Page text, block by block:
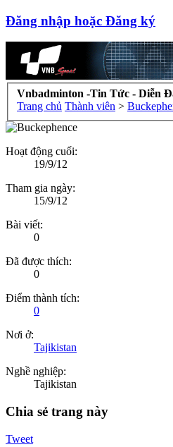
Đăng nhập hoặc Đăng ký
Vnbadminton -Tin Tức - Diễn
Trang chủ Thành viên >
Hoạt động cuối:
19/9/12
Tham gia ngày:
15/9/12
Bài viết:
0
Đã được thích:
0
Điểm thành tích:
0
Nơi ở:
Tajikistan
Nghề nghiệp:
Tajikistan
Chia sẻ trang này
Tweet